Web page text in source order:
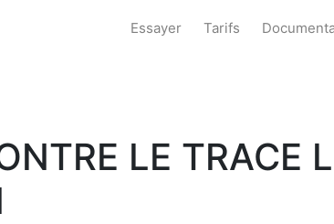
Essayer Tarifs
LE TRACE